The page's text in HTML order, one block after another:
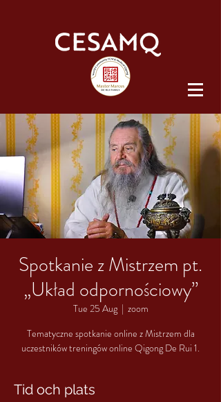
Spotkanie z Mistrzem pt.
„Układ odpornościowy”
Tue 25 Aug
  |
zoom
Tematyczne spotkanie online z Mistrzem dla
uczestników treningów online Qigong De Rui 1.
Tid och plats